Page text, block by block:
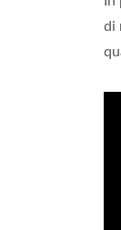
di